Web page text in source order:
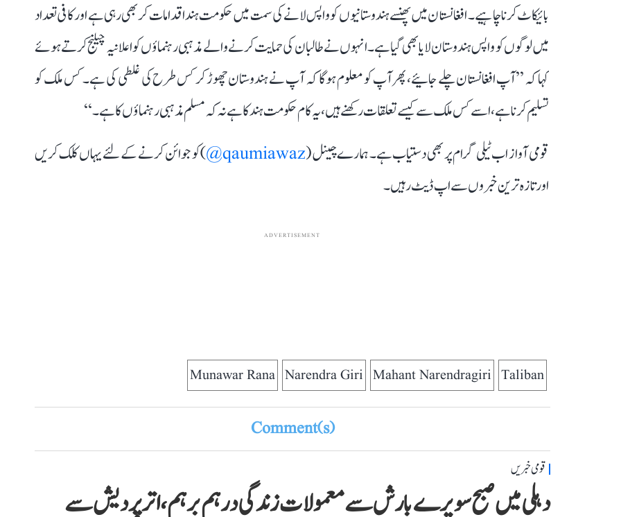
بائیکاٹ کرنا چاہیے۔ افغانستان میں پھنسے ہندوستانیوں کو واپس لانے کی سمت میں حکومت ہند اقدامات کر بھی رہی ہے اور کافی تعداد
میں لوگوں کو واپس ہندوستان لایا بھی گیا ہے۔ انہوں نے طالبان کی حمایت کرنے والے مذہبی رہنماؤں کو اعلانیہ چیلنج کرتے ہوئے
کہا کہ ’’آپ افغانستان چلے جائیے، پھر آپ کو معلوم ہوگا کہ آپ نے ہندوستان چھوڑ کر کس طرح کی غلطی کی ہے۔ کس ملک کو
تسلیم کرنا ہے، اسے کس ملک سے کیسے تعلقات رکھنے ہیں، یہ کام حکومت ہند کا ہے نہ کہ مسلم مذہبی رہنماؤں کا ہے۔‘‘
قومی آواز اب ٹیلی گرام پر بھی دستیاب ہے۔ ہمارے چینل (qaumiawaz@
) کو جوائن کرنے کے لئے یہاں کلک کریں
اور تازہ ترین خبروں سے اپ ڈیٹ رہیں۔
ADVERTISEMENT
Taliban
Mahant Narendragiri
Narendra Giri
Munawar Rana
Comment(s)
قومی خبریں
دہلی میں صبح سویرے بارش سے معمولات زندگی درہم برہم، اترپردیش سے